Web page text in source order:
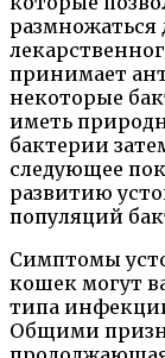
принимает
некоторые
иметь
бактерии
следующее
развитию
популяций
Симптомы
кошек могут
типа
Общими